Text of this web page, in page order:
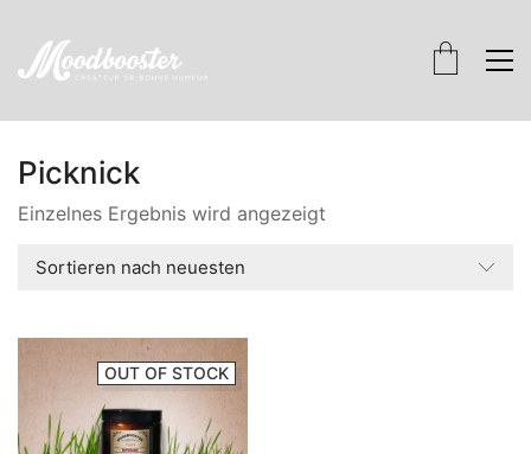
Picknick
Einzelnes Ergebnis wird angezeigt
Sortieren nach neuesten
OUT OF STOCK